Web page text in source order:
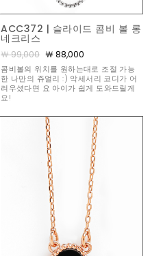
ACC372 | 슬라이드 콤비 볼 롱
네크리스
￦ 99,000 ￦ 88,000
콤비볼의 위치를 원하는대로 조절 가능
한 나만의 쥬얼리 :) 악세서리 코디가 어
려우셨다면 요 아이가 쉽게 도와드릴게
요!